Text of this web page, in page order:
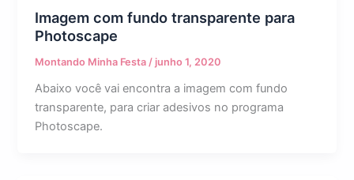
Imagem com fundo transparente para
Photoscape
Montando Minha Festa / junho 1, 2020
Abaixo você vai encontra a imagem com fundo
transparente, para criar adesivos no programa
Photoscape.